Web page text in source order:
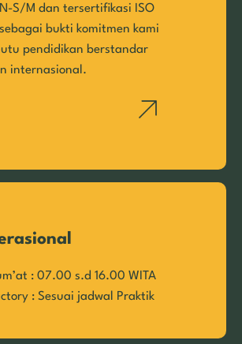
S/M dan tersertifikasi ISO
bukti komitmen kami
pendidikan berstandar
internasional.
: 07.00 s.d 16.00 WITA
: Sesuai jadwal Praktik